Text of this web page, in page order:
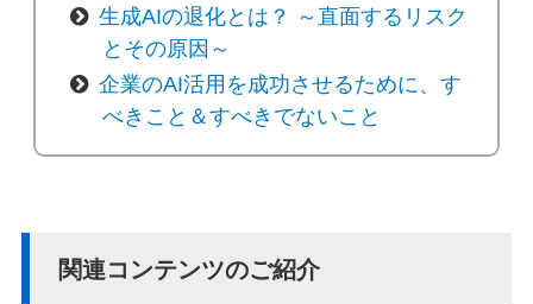
生成AIの退化とは？ ～直面するリスク
とその原因～
企業のAI活用を成功させるために、す
べきこと＆すべきでないこと
関連コンテンツのご紹介